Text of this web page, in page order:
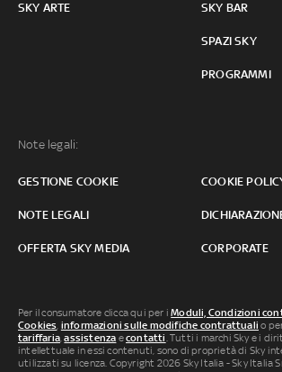
SKY ARTE SKY BAR
SPAZI SKY
PROGRAMMI
Note legali:
GESTIONE COOKIE COOKIE
NOTE LEGALI
OFFERTA SKY MEDIA CORPORATE
Per il consumatore clicca qui per iModuli, Condizioni
Cookies, informazioni sulle modifiche contrattuali o
tariffaria,assistenza econtatti. Tutti i marchi Sky e i
intellettuale in essi contenuti, sono di proprietà di Sky
utilizzati su licenza. Copyright 2026 Sky Italia - Sky Italia